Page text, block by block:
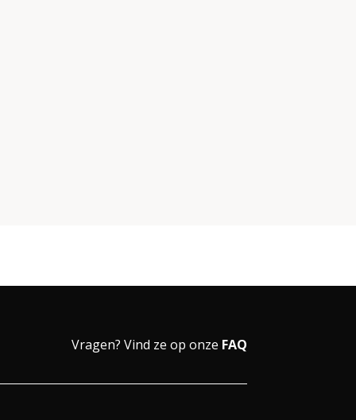
Vragen? Vind ze op onze FAQ